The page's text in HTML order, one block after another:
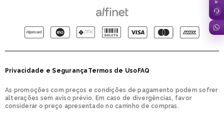
Formas
de
Privacidade e Segurança Termos de Uso FAQ
As promoções com preços e condições de pagamento podem sofrer
alterações sem aviso prévio. Em caso de divergências, favor
considerar o preço apresentado no carrinho de compras.